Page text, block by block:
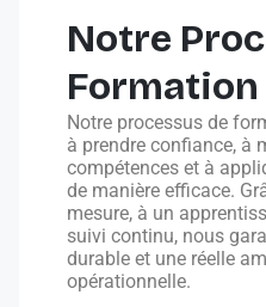
Notre
Formation
Notre processus de
à prendre confiance, à
compétences et à
de manière efficace.
mesure, à un
suivi continu, nous
durable et une réelle
opérationnelle.